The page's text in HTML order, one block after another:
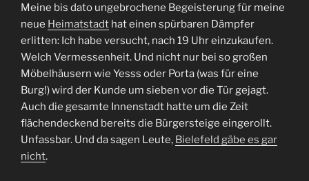
Meine bis dato ungebrochene Begeisterung für meine
neue Heimatstadt hat einen spürbaren Dämpfer
erlitten: Ich habe versucht, nach 19 Uhr einzukaufen.
Welch Vermessenheit. Und nicht nur bei so großen
Möbelhäusern wie Yesss oder Porta (was für eine
Burg!) wird der Kunde um sieben vor die Tür gejagt.
Auch die gesamte Innenstadt hatte um die Zeit
flächendeckend bereits die Bürgersteige eingerollt.
Unfassbar. Und da sagen Leute, Bielefeld gäbe es gar
nicht.